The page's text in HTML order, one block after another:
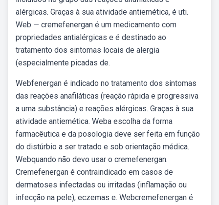
alérgicas. Graças à sua atividade antiemética, é uti.
Web — cremefenergan é um medicamento com
propriedades antialérgicas e é destinado ao
tratamento dos sintomas locais de alergia
(especialmente picadas de.
Webfenergan é indicado no tratamento dos sintomas
das reações anafiláticas (reação rápida e progressiva
a uma substância) e reações alérgicas. Graças à sua
atividade antiemética. Weba escolha da forma
farmacêutica e da posologia deve ser feita em função
do distúrbio a ser tratado e sob orientação médica.
Webquando não devo usar o cremefenergan.
Cremefenergan é contraindicado em casos de
dermatoses infectadas ou irritadas (inflamação ou
infecção na pele), eczemas e. Webcremefenergan é